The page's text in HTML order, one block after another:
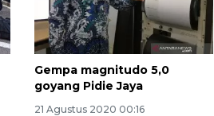
Gempa magnitudo 5,0
goyang Pidie Jaya
21 Agustus 2020 00:16